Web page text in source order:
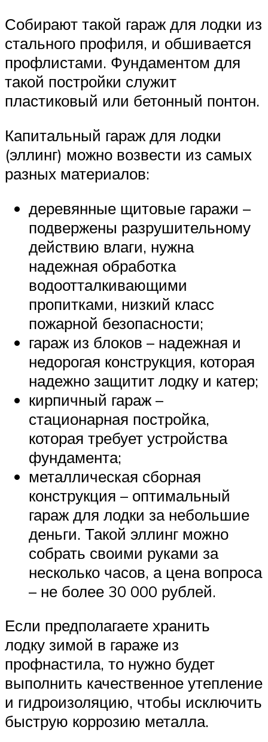
Собирают такой гараж для лодки из
стального профиля, и обшивается
профлистами. Фундаментом для
такой постройки служит
пластиковый или бетонный понтон.
Капитальный гараж для лодки
(эллинг) можно возвести из самых
разных материалов:
деревянные щитовые гаражи –
подвержены разрушительному
действию влаги, нужна
надежная обработка
водоотталкивающими
пропитками, низкий класс
пожарной безопасности;
гараж из блоков – надежная и
недорогая конструкция, которая
надежно защитит лодку и катер;
кирпичный гараж –
стационарная постройка,
которая требует устройства
фундамента;
металлическая сборная
конструкция – оптимальный
гараж для лодки за небольшие
деньги. Такой эллинг можно
собрать своими руками за
несколько часов, а цена вопроса
– не более 30 000 рублей.
Если предполагаете хранить
лодку зимой в гараже из
профнастила, то нужно будет
выполнить качественное утепление
и гидроизоляцию, чтобы исключить
быструю коррозию металла.